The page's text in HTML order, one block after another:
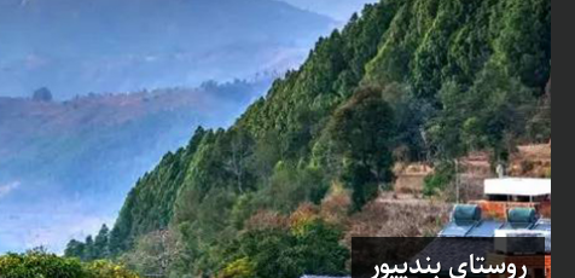
روستای بندیپور